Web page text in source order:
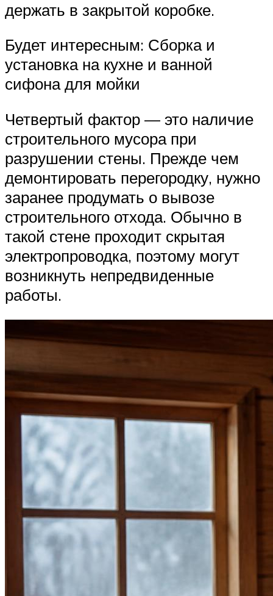
держать в закрытой коробке.
Будет интересным: Сборка и
установка на кухне и ванной
сифона для мойки
Четвертый фактор — это наличие
строительного мусора при
разрушении стены. Прежде чем
демонтировать перегородку, нужно
заранее продумать о вывозе
строительного отхода. Обычно в
такой стене проходит скрытая
электропроводка, поэтому могут
возникнуть непредвиденные
работы.